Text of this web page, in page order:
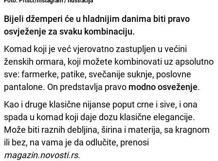
Bijeli džemperi će u hladnijim danima biti pravo
osvježenje za svaku kombinaciju.
Komad koji je već vjerovatno zastupljen u većini
ženskih ormara, koji možete kombinovati uz apsolutno
sve: farmerke, patike, svečanije suknje, poslovne
pantalone. On predstavlja pravo modno osveženje.
Kao i druge klasične nijanse poput crne i sive, i ona
spada u komad koji daje dozu klasične elegancije.
Može biti raznih debljina, širina i materija, sa kragnom
ili bez, na vama je da odlučite, prenosi
magazin.novosti.rs.